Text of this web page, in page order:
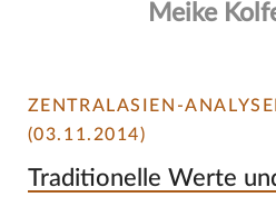
Meike
ZENTRALASIEN-
(03.11.2014)
Traditionelle Werte